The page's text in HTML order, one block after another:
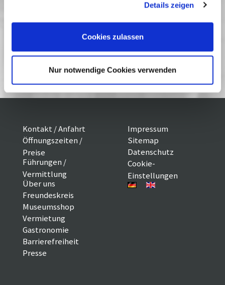
Cookies, wenn Sie unsere Webseite weiterhin nutzen.
Details zeigen
Cookies zulassen
Nur notwendige Cookies verwenden
Wiederaufführungen von Klassikern der Filmgeschichte auf die
Leinwand. Im September 2026 zeigen wir anlässlich des großen
Nolan.
Jazz an einem Sommerabend
Kontakt / Anfahrt
Öffnungszeiten /
Preise
Führungen /
Vermittlung
Über uns
Freundeskreis
Museumsshop
Vermietung
Gastronomie
Barrierefreiheit
Presse
Impressum
Sitemap
Datenschutz
Cookie-
Einstellungen